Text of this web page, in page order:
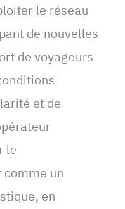
le réseau
de nouvelles
de voyageurs
et de
le
un
en